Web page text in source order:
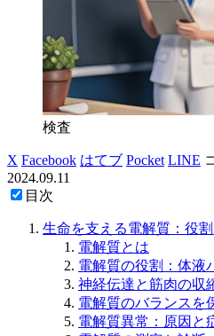
検査
X Facebook はてブ Pocket LINE
2024.09.11
目次
生命を支える電解質：役
電解質とは
電解質の役割：体液
神経伝達と筋肉の収
電解質のバランスを
電解質異常：原因と